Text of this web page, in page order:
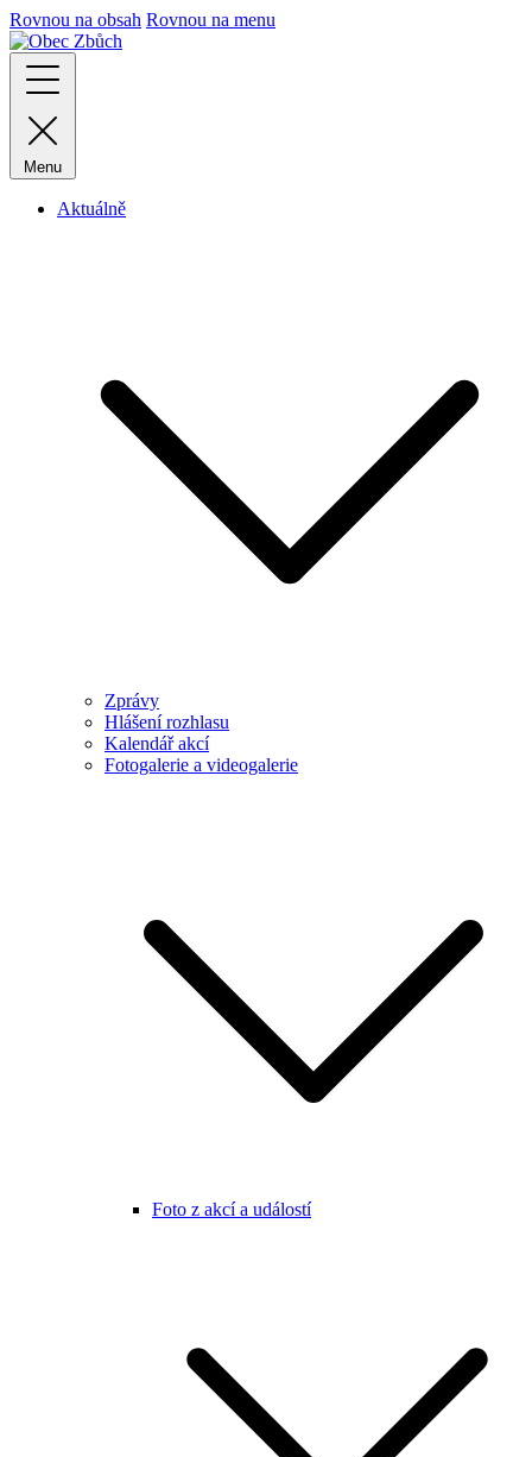
Rovnou na obsah Rovnou na menu
Menu
Aktuálně
Zprávy
Hlášení rozhlasu
Kalendář akcí
Fotogalerie a videogalerie
Foto z akcí a událostí